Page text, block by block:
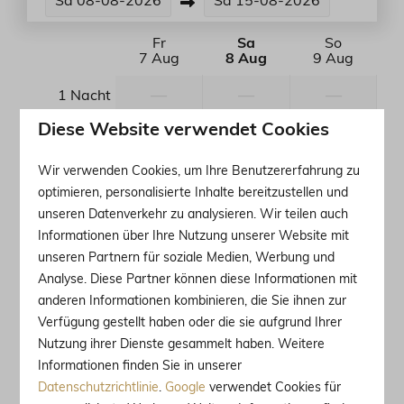
Fr
7 Aug
Sa
8 Aug
So
9 Aug
1 Nacht
2 Nächte — — —
— — —
— — —
5 Nächte — — —
6 Nächte — — —
7 Nächte — 708 €
8 Nächte — — —
Diese Website verwendet Cookies
Wir verwenden Cookies, um Ihre Benutzererfahrung zu
optimieren, personalisierte Inhalte bereitzustellen und
unseren Datenverkehr zu analysieren. Wir teilen auch
Informationen über Ihre Nutzung unserer Website mit
unseren Partnern für soziale Medien, Werbung und
Analyse. Diese Partner können diese Informationen mit
anderen Informationen kombinieren, die Sie ihnen zur
Verfügung gestellt haben oder die sie aufgrund Ihrer
Nutzung ihrer Dienste gesammelt haben. Weitere
Informationen finden Sie in unserer
Datenschutzrichtlinie. Google verwendet Cookies für